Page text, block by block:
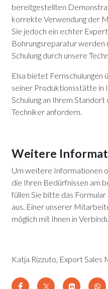
bereitgestellten
korrekte Verwendung der
Sie jedoch ein echter
Bohrungsreparatur werden
Schulung durch unsere
Elsa bietet
seiner Produktionsstätte in
Schulung an Ihrem
Techniker anfordern.
Weitere
Um weitere Informationen
die Ihren Bedürfnissen am
füllen Sie bitte das Formular
aus. Einer unserer
möglich mit Ihnen in
Katja Rizzuto, Export Sales